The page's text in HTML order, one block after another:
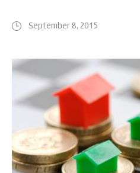
September 8, 2015